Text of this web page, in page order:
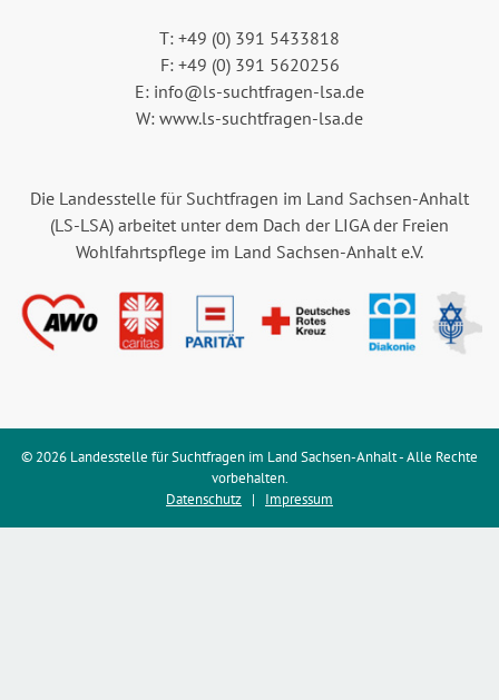
T: +49 (0) 391 5433818
F: +49 (0) 391 5620256
E: info@ls-suchtfragen-lsa.de
W: www.ls-suchtfragen-lsa.de
Die Landesstelle für Suchtfragen im Land Sachsen-Anhalt
(LS-LSA) arbeitet unter dem Dach der LIGA der Freien
Wohlfahrtspflege im Land Sachsen-Anhalt e.V.
© 2026 Landesstelle für Suchtfragen im Land Sachsen-Anhalt - Alle Rechte
vorbehalten.
Datenschutz | Impressum